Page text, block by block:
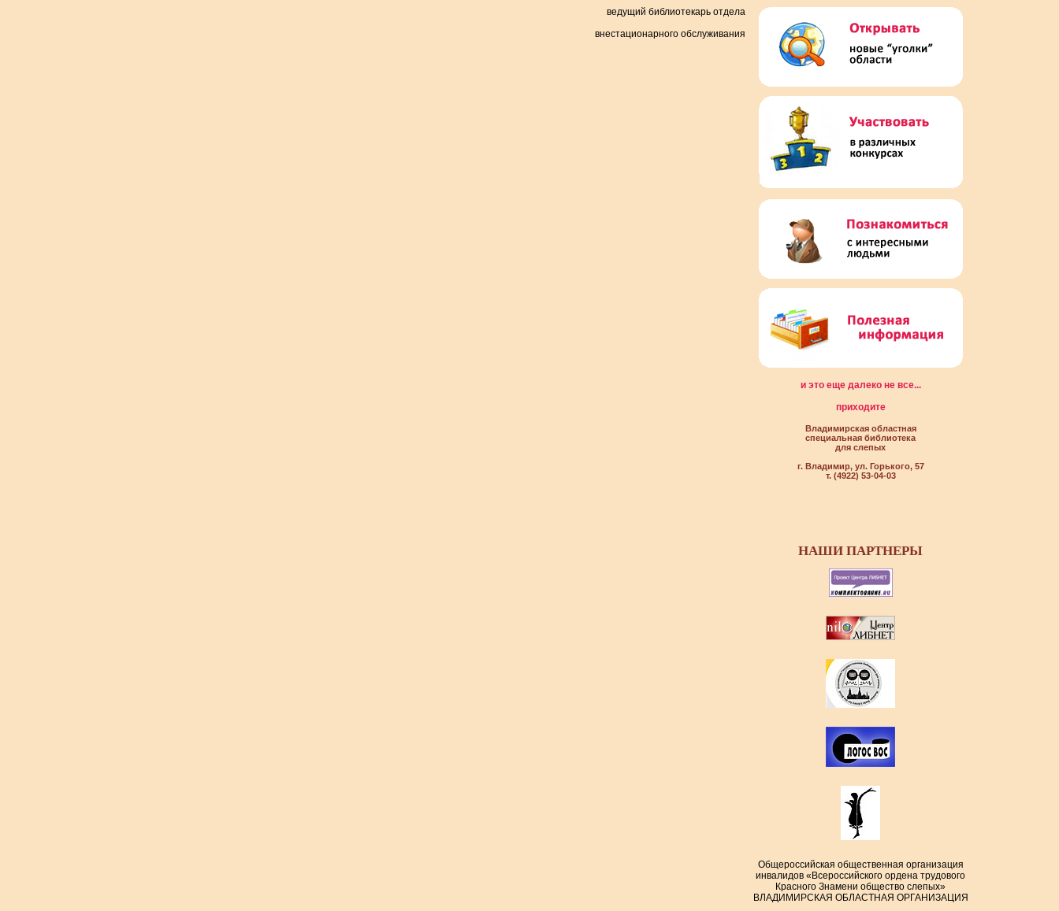
ведущий библиотекарь отдела
внестационарного обслуживания
и это еще далеко не все...
приходите
Владимирская областная
специальная библиотека
для слепых
г. Владимир, ул. Горького, 57
т. (4922) 53-04-03
НАШИ ПАРТНЕРЫ
Общероссийская общественная организация
инвалидов «Всероссийского ордена трудового
Красного Знамени общество слепых»
ВЛАДИМИРСКАЯ ОБЛАСТНАЯ ОРГАНИЗАЦИЯ